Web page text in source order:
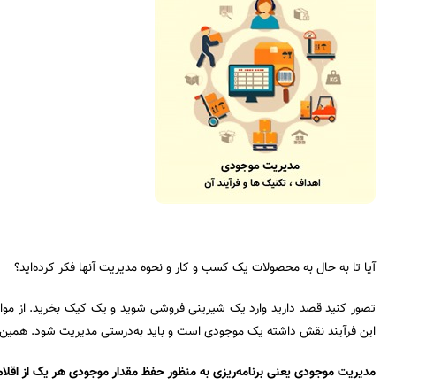
آیا تا به حال به محصولات یک کسب و کار و نحوه مدیریت آنها فکر کرده‌اید؟
تصور کنید قصد دارید وارد یک شیرینی فروشی شوید و یک کیک بخرید. از
این فرآیند نقش داشته یک موجودی است و باید به‌درستی مدیریت شود.
مدیریت موجودی یعنی برنامه‌ریزی به منظور حفظ مقدار موجودی هر یک از